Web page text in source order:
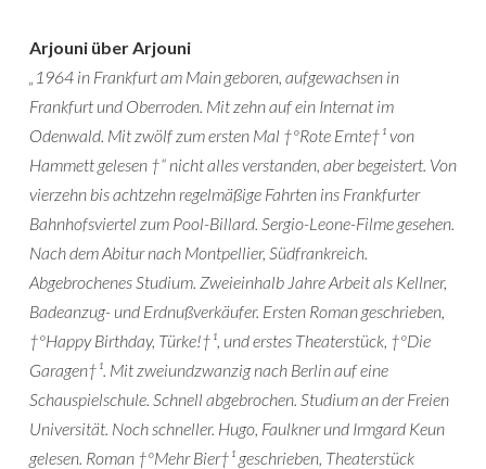
Arjouni über Arjouni
„1964 in Frankfurt am Main geboren, aufgewachsen in
Frankfurt und Oberroden. Mit zehn auf ein Internat im
Odenwald. Mit zwölf zum ersten Mal †ºRote Ernte†¹ von
Hammett gelesen †“ nicht alles verstanden, aber begeistert. Von
vierzehn bis achtzehn regelmäßige Fahrten ins Frankfurter
Bahnhofsviertel zum Pool-Billard. Sergio-Leone-Filme gesehen.
Nach dem Abitur nach Montpellier, Südfrankreich.
Abgebrochenes Studium. Zweieinhalb Jahre Arbeit als Kellner,
Badeanzug- und Erdnußverkäufer. Ersten Roman geschrieben,
†ºHappy Birthday, Türke!†¹, und erstes Theaterstück, †ºDie
Garagen†¹. Mit zweiundzwanzig nach Berlin auf eine
Schauspielschule. Schnell abgebrochen. Studium an der Freien
Universität. Noch schneller. Hugo, Faulkner und Irmgard Keun
gelesen. Roman †ºMehr Bier†¹ geschrieben, Theaterstück